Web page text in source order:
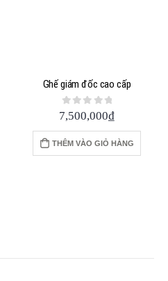
Ghế giám đốc cao cấp
0 out of 5
7,500,000₫
THÊM VÀO GIỎ HÀNG